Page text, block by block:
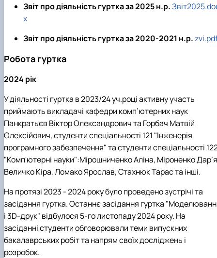
Звіт про діяльність гуртка за 2025 н.р.
x
Звіт про діяльність гуртка за 2020-2021 н.р.
Робота гуртка
2024 рік
У діяльності гуртка в 2023/24 уч.році активну участь
приймають викладачі кафедри комп’ютерних наук
Панкратьєв Віктор Олександрович та Горбач Матвій
Олексійович, студенти спеціальності 121 "Інженерія
програмного забезпечення" та студенти спеціальності
"Комп'ютерні науки":Мірошниченко Аліна, Міроненко
Величко Кіра, Ломако Ярослав, Стахнюк Тарас та інші.
На протязі 2023 - 2024 року було проведено зустрічі та
засідання гуртка. Останнє засідання гуртка
i 3D-друк" відбулося 5-го листопаду 2024 року. На
засіданні студенти обговорювали теми випускних
бакалаврських робіт та напрям своїх досліджень і
розробок.